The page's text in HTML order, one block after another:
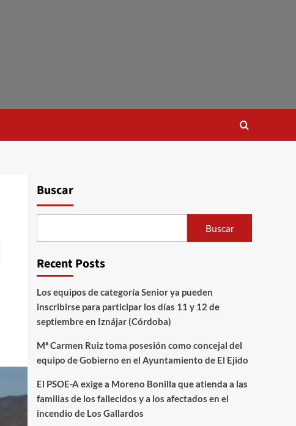
Buscar
Buscar
Recent Posts
Los equipos de categoría Senior ya pueden
inscribirse para participar los días 11 y 12 de
septiembre en Iznájar (Córdoba)
Mª Carmen Ruiz toma posesión como concejal del
equipo de Gobierno en el Ayuntamiento de El Ejido
El PSOE-A exige a Moreno Bonilla que atienda a las
familias de los fallecidos y a los afectados en el
incendio de Los Gallardos